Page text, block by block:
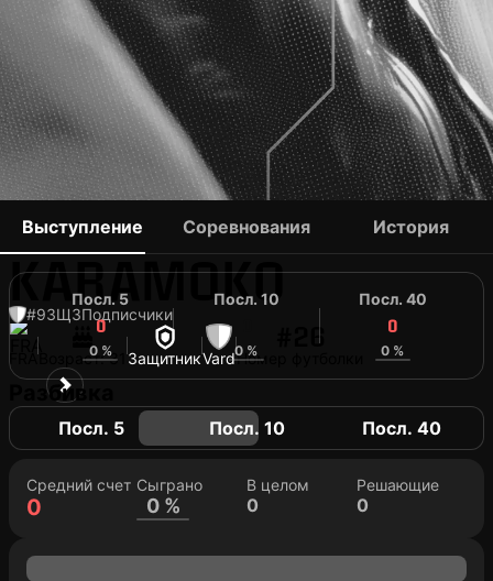
BENJAMIN
KARAMOKO
#9ЗЩ3Подписчики
Возраст: 31 ЗащитникVard
#26
Номер футболки
Выступление Соревнования История
Посл. 5
0
0 %
Посл. 10
0 %
Посл. 40
0
0 %
Разбивка
Посл. 5 Посл. 10 Посл. 40
Средний счет
0
Сыграно
0 %
В целом
0
Решающие
0